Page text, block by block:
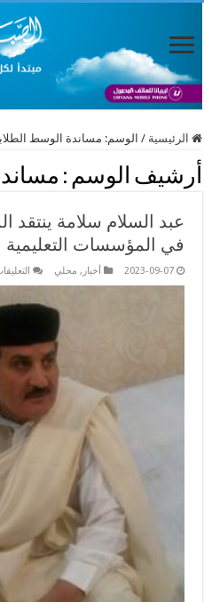
الرئيسية / الوسم: مساندة الوسط
أرشيف الوسم :
عبد السلام سلامة ينتقد
في المؤسسات التعليمية
2023-09-07 أخبار , محلي